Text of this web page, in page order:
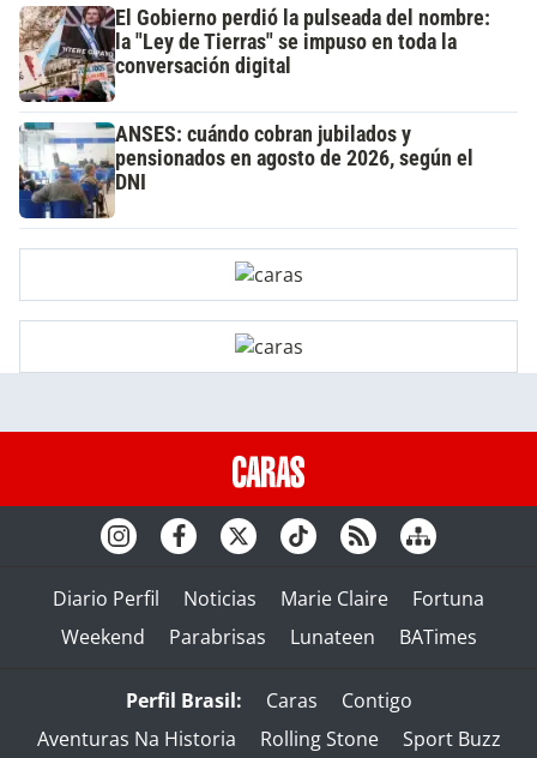
El Gobierno perdió la pulseada del nombre:
la "Ley de Tierras" se impuso en toda la
conversación digital
ANSES: cuándo cobran jubilados y
pensionados en agosto de 2026, según el
DNI
Diario Perfil Noticias Marie Claire
Fortuna
Weekend
Parabrisas Lunateen BATimes
Perfil Brasil: Caras
Contigo
Aventuras Na Historia
Rolling Stone Sport Buzz